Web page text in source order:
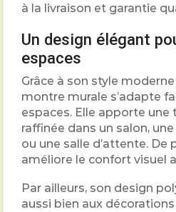
à la livraison et garantie
Un design élégant
espaces
Grâce à son style
montre murale s’adapte
espaces. Elle apporte une
raffinée dans un salon,
ou une salle d’attente. De
améliore le confort visuel
Par ailleurs, son design
aussi bien aux